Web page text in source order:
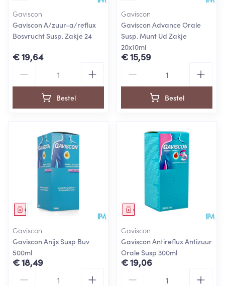
Gaviscon
Gaviscon A/zuur-a/reflux
Bosvrucht Susp. Zakje 24
€ 19,64
Bestel
Gaviscon
Gaviscon Advance Orale
Susp. Munt Ud Zakje
20x10ml
€ 15,59
Bestel
Geneesmiddel
Gaviscon
Gaviscon Anijs Susp Buv
500ml
€ 18,49
Geneesmiddel
Gaviscon
Gaviscon Antireflux Antizuur
Orale Susp 300ml
€ 19,06